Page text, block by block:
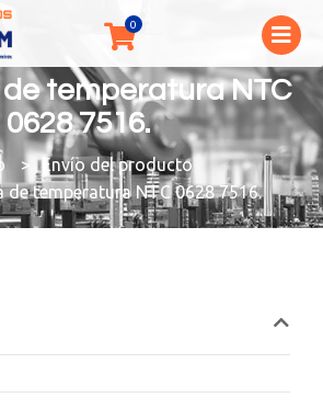
temperatura NTC
0628 7516.
Envío del producto
de temperatura NTC 0628 7516.